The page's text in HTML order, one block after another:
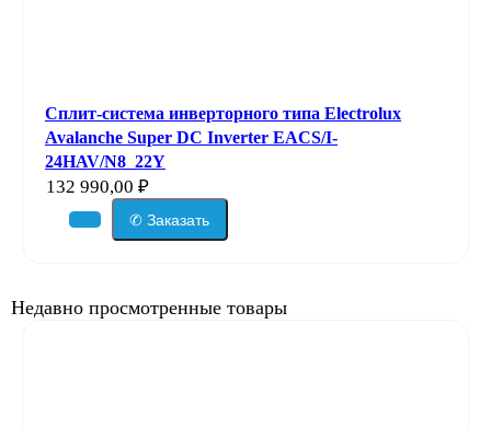
Сплит-система инверторного типа Electrolux
Avalanche Super DC Inverter EACS/I-
24HAV/N8_22Y
132 990,00 ₽
✆ Заказать
Недавно просмотренные товары